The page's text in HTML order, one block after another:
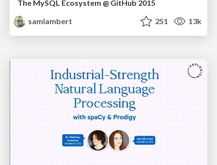
The MySQL Ecosystem @ GitHub 2015
samlambert
251 13k